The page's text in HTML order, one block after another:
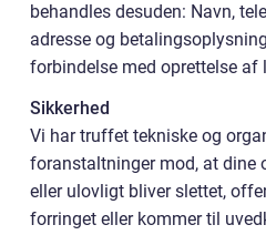
behandles desuden: Navn,
adresse og
forbindelse med oprettelse af
Sikkerhed
Vi har truffet tekniske og
foranstaltninger mod, at
eller ulovligt bliver slettet,
forringet eller kommer til